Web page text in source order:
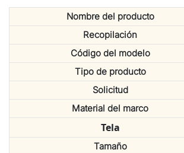
Nombre del producto
Recopilación
Código del modelo
Tipo de producto
Solicitud
Material del marco
Tela
Tamaño